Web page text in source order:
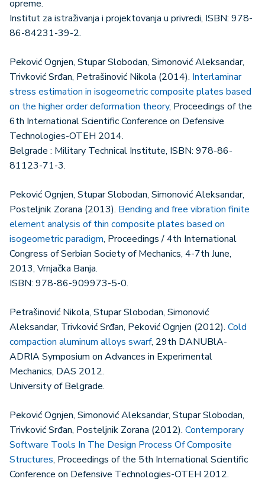
opreme.
Institut za istraživanja i projektovanja u privredi, ISBN: 978-
86-84231-39-2.
Peković Ognjen, Stupar Slobodan, Simonović Aleksandar,
Trivković Srđan, Petrašinović Nikola (2014). Interlaminar
stress estimation in isogeometric composite plates based
on the higher order deformation theory, Proceedings of the
6th International Scientific Conference on Defensive
Technologies-OTEH 2014.
Belgrade : Military Technical Institute, ISBN: 978-86-
81123-71-3.
Peković Ognjen, Stupar Slobodan, Simonović Aleksandar,
Posteljnik Zorana (2013). Bending and free vibration finite
element analysis of thin composite plates based on
isogeometric paradigm, Proceedings / 4th International
Congress of Serbian Society of Mechanics, 4-7th June,
2013, Vrnjačka Banja.
ISBN: 978-86-909973-5-0.
Petrašinović Nikola, Stupar Slobodan, Simonović
Aleksandar, Trivković Srđan, Peković Ognjen (2012). Cold
compaction aluminum alloys swarf, 29th DANUBlA-
ADRIA Symposium on Advances in Experimental
Mechanics, DAS 2012.
University of Belgrade.
Peković Ognjen, Simonović Aleksandar, Stupar Slobodan,
Trivković Srđan, Posteljnik Zorana (2012). Contemporary
Software Tools In The Design Process Of Composite
Structures, Proceedings of the 5th International Scientific
Conference on Defensive Technologies-OTEH 2012.